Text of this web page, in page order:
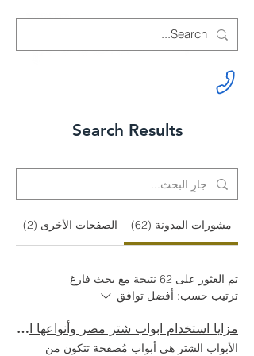
Search Results
مشورات المدونة (62) الصفحات الأخرى (2)
تم العثور على 62 نتيجة مع بحث فارغ
ترتيب حسب: أفضل توافق
مزايا استخدام ابواب شتر مصر وأنواعها المختلفة
الأبواب الشتر هي أبواب مُصفحة تتكون من